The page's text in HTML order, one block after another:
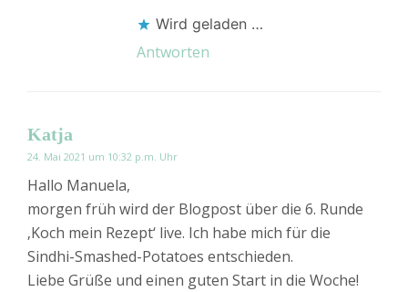
Wird geladen …
Antworten
Katja
24. Mai 2021 um 10:32 p.m. Uhr
Hallo Manuela,
morgen früh wird der Blogpost über die 6. Runde
‚Koch mein Rezept‘ live. Ich habe mich für die
Sindhi-Smashed-Potatoes entschieden.
Liebe Grüße und einen guten Start in die Woche!